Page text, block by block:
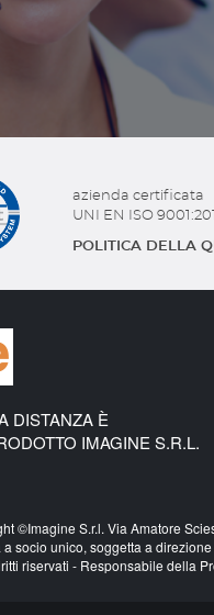
azienda certificata
UNI EN ISO
POLITICA DELLA
DISTANZA È
IMAGINE S.R.L.
©Imagine S.r.l. Via Amatore
a socio unico, soggetta a
riservati - Responsabile della